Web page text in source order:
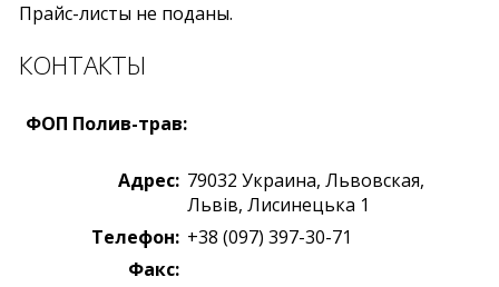
Прайс-листы не поданы.
КОНТАКТЫ
ФОП Полив-трав:
Адрес: 79032 Украина,Львовская,
Львiв,Лисинецька 1
Телефон: +38 (097) 397-30-71
Факс: